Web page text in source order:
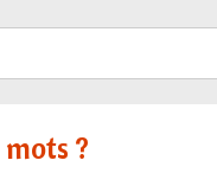
?